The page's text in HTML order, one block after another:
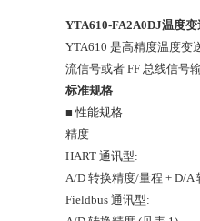
YTA610-FA2A0DJ温度变
YTA610 是高精度温度变
流信号或者 FF 总线信号
标准规格
■ 性能规格
精度
HART 通讯型:
A/D 转换精度/量程 + D/A
Fieldbus 通讯型: